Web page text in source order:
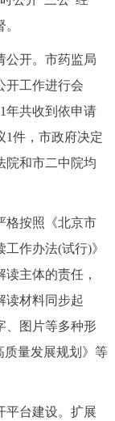
日本語
РУССКИЙ ЯЗЫК
回到顶部
开。市药监局
开工作进行会
年共收到依申请
1件，市政府决定
院和市二中院均
按照《北京市
作办法(试行)》
主体的责任，
读材料同步起
、图片等多种形
质量发展规划》等
台建设。扩展